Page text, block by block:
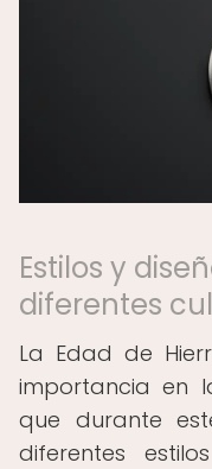
Estilos y
diferentes
La Edad de
importancia en
que durante
diferentes